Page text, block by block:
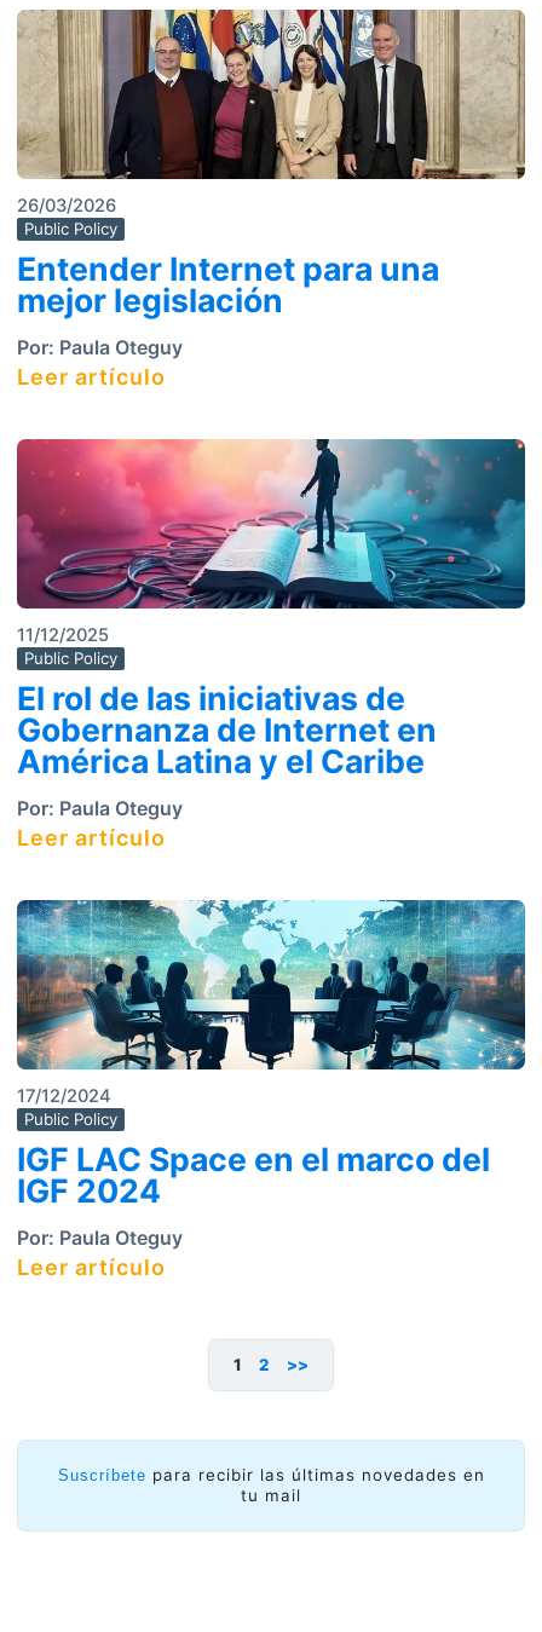
26/03/2026
Public Policy
Entender Internet para una
mejor legislación
Por: Paula Oteguy
Leer artículo
11/12/2025
Public Policy
El rol de las iniciativas de
Gobernanza de Internet en
América Latina y el Caribe
Por: Paula Oteguy
Leer artículo
17/12/2024
Public Policy
IGF LAC Space en el marco del
IGF 2024
Por: Paula Oteguy
Leer artículo
1 2 >>
Suscríbete para recibir las últimas novedades en
tu mail